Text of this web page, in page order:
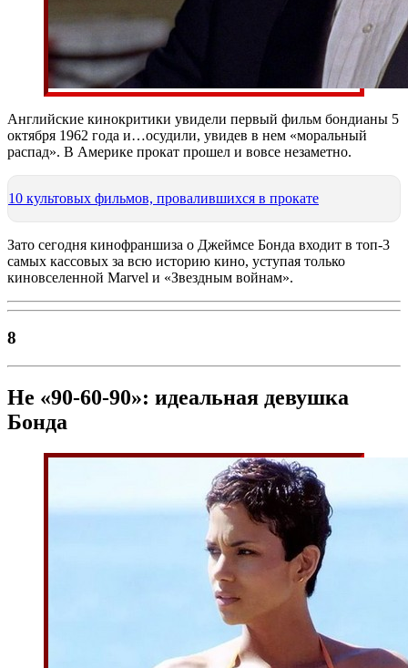
Английские кинокритики увидели первый фильм бондианы 5
октября 1962 года и…осудили, увидев в нем «моральный
распад». В Америке прокат прошел и вовсе незаметно.
10 культовых фильмов, провалившихся в прокате
Зато сегодня кинофраншиза о Джеймсе Бонда входит в топ-3
самых кассовых за всю историю кино, уступая только
киновселенной Marvel и «Звездным войнам».
8
Не «90-60-90»: идеальная девушка
Бонда